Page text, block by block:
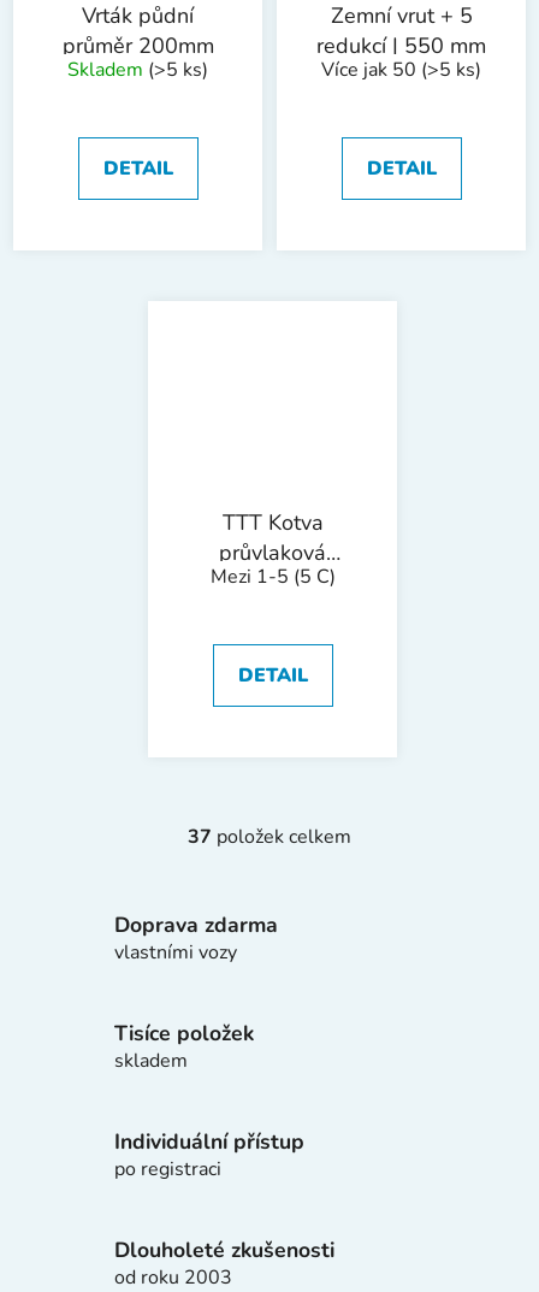
Vrták půdní
průměr 200mm
Skladem (>5 ks)
DETAIL
Zemní vrut + 5
redukcí | 550 mm
Více jak 50 (>5 ks)
DETAIL
TTT Kotva
průvlaková
ocelová KPO |
1bal/25ks
Mezi 1-5 (5 C)
DETAIL
O
á
k
p
37 položek celkem
Doprava zdarma
vlastními vozy
Tisíce položek
skladem
Individuální přístup
po registraci
Dlouholeté zkušenosti
od roku 2003